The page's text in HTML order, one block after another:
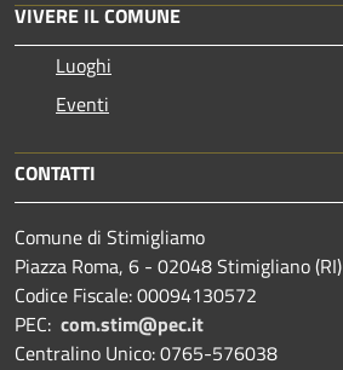
VIVERE IL COMUNE
Luoghi
Eventi
CONTATTI
Comune di Stimigliamo
Piazza Roma, 6 - 02048 Stimigliano (RI)
Codice Fiscale: 00094130572
PEC: com.stim@pec.it
Centralino Unico: 0765-576038